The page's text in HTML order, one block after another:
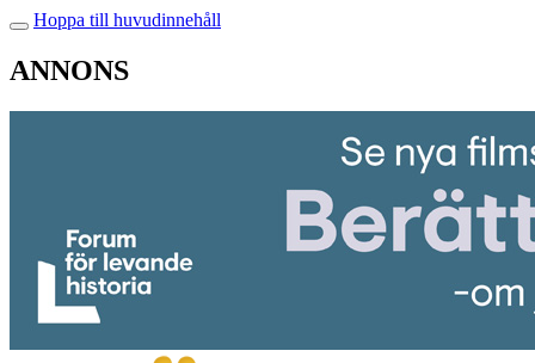
Hoppa till huvudinnehåll
ANNONS